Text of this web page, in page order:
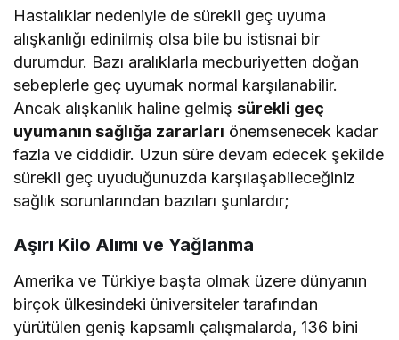
Hastalıklar nedeniyle de sürekli geç uyuma
alışkanlığı edinilmiş olsa bile bu istisnai bir
durumdur. Bazı aralıklarla mecburiyetten doğan
sebeplerle geç uyumak normal karşılanabilir.
Ancak alışkanlık haline gelmişsürekli geç
uyumanın sağlığa zararları önemsenecek kadar
fazla ve ciddidir. Uzun süre devam edecek şekilde
sürekli geç uyuduğunuzda karşılaşabileceğiniz
sağlık sorunlarından bazıları şunlardır;
Aşırı Kilo Alımı ve Yağlanma
Amerika ve Türkiye başta olmak üzere dünyanın
birçok ülkesindeki üniversiteler tarafından
yürütülen geniş kapsamlı çalışmalarda, 136 bini